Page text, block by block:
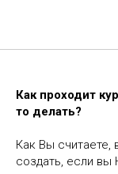
Как проходит
то делать?
Как Вы считаете,
создать, если вы